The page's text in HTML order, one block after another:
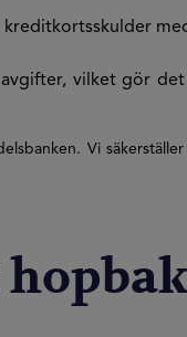
vilket gör
Vi